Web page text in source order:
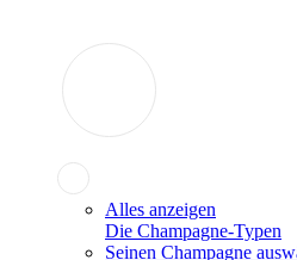
Alles anzeigen
Die Champagne-Typen
Seinen Champagne